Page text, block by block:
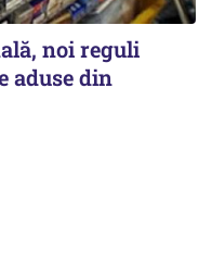
noi reguli
aduse din